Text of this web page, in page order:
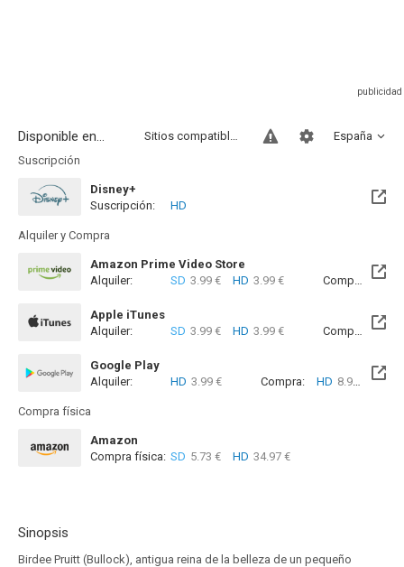
Disponible en... España
Sitios compatibles
Suscripción
Disney+
Suscripción:
HD
Alquiler y Compra
Amazon Prime Video Store
Alquiler:
SD 3.99 € HD 3.99 € Compra: SD
Apple iTunes
Alquiler:
SD 3.99 € HD 3.99 € Compra: SD
Google Play
Alquiler:
HD 3.99 € Compra: HD 8.99 €
Compra física
Amazon
Compra física: SD 5.73 € HD 34.97 €
Sinopsis
Birdee Pruitt (Bullock), antigua reina de la belleza de un pequeño